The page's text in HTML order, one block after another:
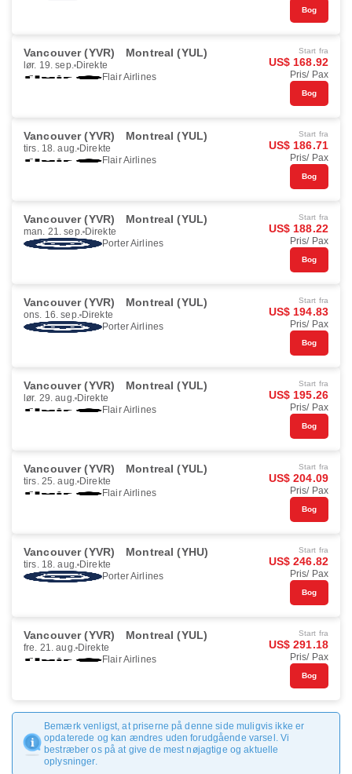
Bog
Vancouver (YVR) Montreal (YUL)
lør. 19. sep. Direkte
Flair Airlines
Start fra
US$ 168.92
Pris/ Pax
Bog
Vancouver (YVR) Montreal (YUL)
tirs. 18. aug. Direkte
Flair Airlines
Start fra
US$ 186.71
Pris/ Pax
Bog
Vancouver (YVR) Montreal (YUL)
man. 21. sep. Direkte
Porter Airlines
Start fra
US$ 188.22
Pris/ Pax
Bog
Vancouver (YVR) Montreal (YUL)
ons. 16. sep. Direkte
Porter Airlines
Start fra
US$ 194.83
Pris/ Pax
Bog
Vancouver (YVR) Montreal (YUL)
lør. 29. aug. Direkte
Flair Airlines
Start fra
US$ 195.26
Pris/ Pax
Bog
Vancouver (YVR) Montreal (YUL)
tirs. 25. aug. Direkte
Flair Airlines
Start fra
US$ 204.09
Pris/ Pax
Bog
Vancouver (YVR) Montreal (YHU)
tirs. 18. aug. Direkte
Porter Airlines
Start fra
US$ 246.82
Pris/ Pax
Bog
Vancouver (YVR) Montreal (YUL)
fre. 21. aug. Direkte
Flair Airlines
Start fra
US$ 291.18
Pris/ Pax
Bog
Bemærk venligst, at priserne på denne side muligvis ikke er
opdaterede og kan ændres uden forudgående varsel. Vi
bestræber os på at give de mest nøjagtige og aktuelle
oplysninger.